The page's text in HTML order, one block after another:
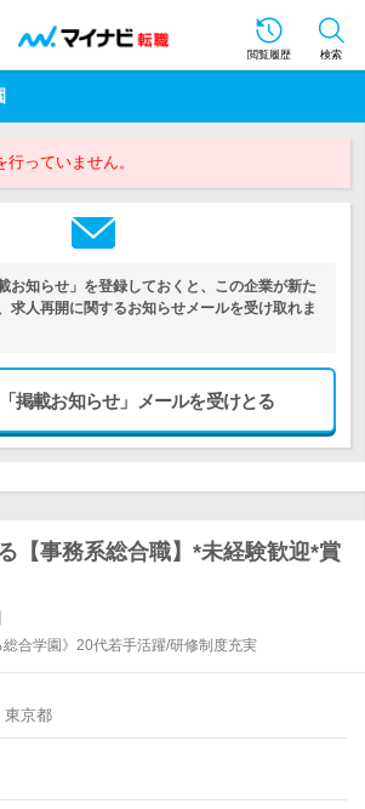
閲覧履歴 検索
っていません。
お知らせ」を登録しておくと、この企業が新た
求人再開に関するお知らせメールを受け取れま
掲載お知らせ」メールを受けとる
【事務系総合職】*未経験歓迎*賞
総合学園》20代若手活躍/研修制度充実
東京都